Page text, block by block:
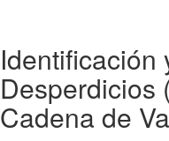
Identificación
Desperdicios
Cadena de